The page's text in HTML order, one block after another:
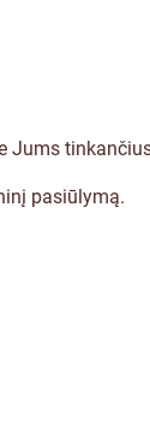
pasiūlymą.